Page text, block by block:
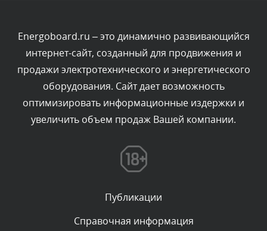
Комментарий проверяется
Текст комментария будет виден после проверки
администратором.
Сегодня, в 10:06
Комментарий проверяется
Текст комментария будет виден после проверки
Комментарий проверяется
Текст комментария будет виден после проверки
администратором.
Energoboard.ru – это динамично развивающийся
интернет-сайт, созданный для продвижения и
продажи электротехнического и энергетического
оборудования. Сайт дает возможность
оптимизировать информационные издержки и
увеличить объем продаж Вашей компании.
Публикации
Справочная информация